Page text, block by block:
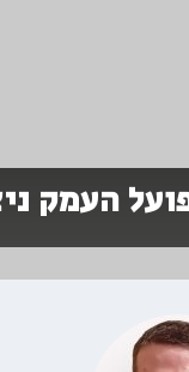
העמק ניצחה בחוץ